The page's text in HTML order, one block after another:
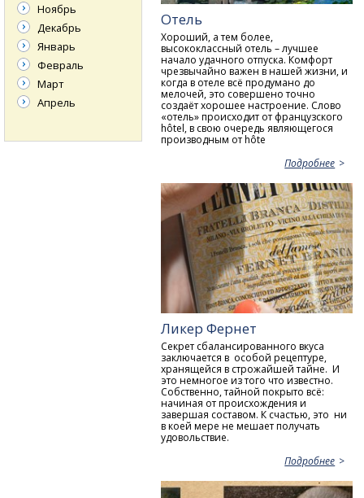
Отель
Хороший, а тем более,
высококлассный отель – лучшее
начало удачного отпуска. Комфорт
чрезвычайно важен в нашей жизни, и
когда в отеле всё продумано до
мелочей, это совершено точно
создаёт хорошее настроение. Слово
«отель» происходит от французского
hôtel, в свою очередь являющегося
производным от hôte
Подробнее
Ликер Фернет
Секрет сбалансированного вкуса
заключается в особой рецептуре,
хранящейся в строжайшей тайне. И
это немногое из того что известно.
Собственно, тайной покрыто всё:
начиная от происхождения и
завершая составом. К счастью, это ни
в коей мере не мешает получать
удовольствие.
Подробнее
Ноябрь
Декабрь
Январь
Февраль
Март
Апрель